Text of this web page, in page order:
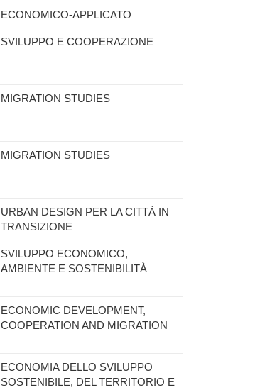
ECONOMICO-APPLICATO
SVILUPPO E COOPERAZIONE
MIGRATION STUDIES
MIGRATION STUDIES
URBAN DESIGN PER LA CITTÀ IN
TRANSIZIONE
SVILUPPO ECONOMICO,
AMBIENTE E SOSTENIBILITÀ
ECONOMIC DEVELOPMENT,
COOPERATION AND MIGRATION
ECONOMIA DELLO SVILUPPO
SOSTENIBILE, DEL TERRITORIO E